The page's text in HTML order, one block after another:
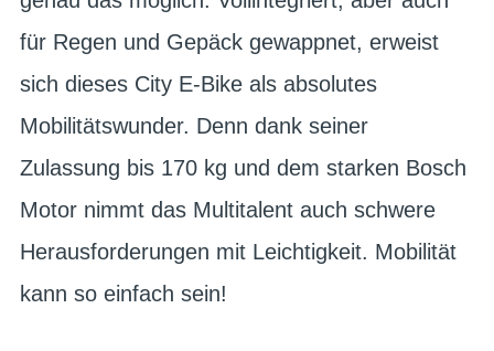
für Regen und Gepäck gewappnet, erweist
sich dieses City E-Bike als absolutes
Mobilitätswunder. Denn dank seiner
Zulassung bis 170 kg und dem starken Bosch
Motor nimmt das Multitalent auch schwere
Herausforderungen mit Leichtigkeit. Mobilität
kann so einfach sein!